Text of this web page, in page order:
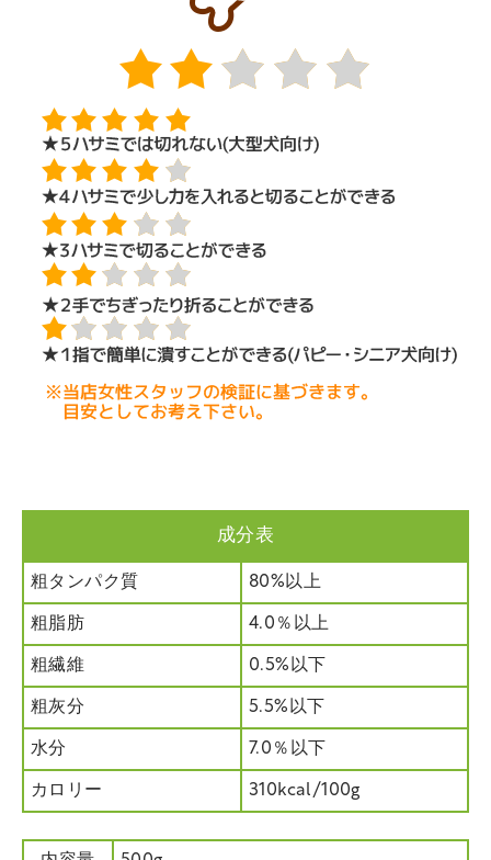
成分表
粗タンパク質 80%以上
粗脂肪 4.0％以上
粗繊維 0.5%以下
粗灰分 5.5%以下
水分 7.0％以下
カロリー 310kcal/100g